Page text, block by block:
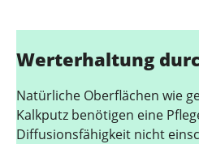
Werterhaltung
Natürliche Oberflächen wie
Kalkputz benötigen eine
Diffusionsfähigkeit nicht